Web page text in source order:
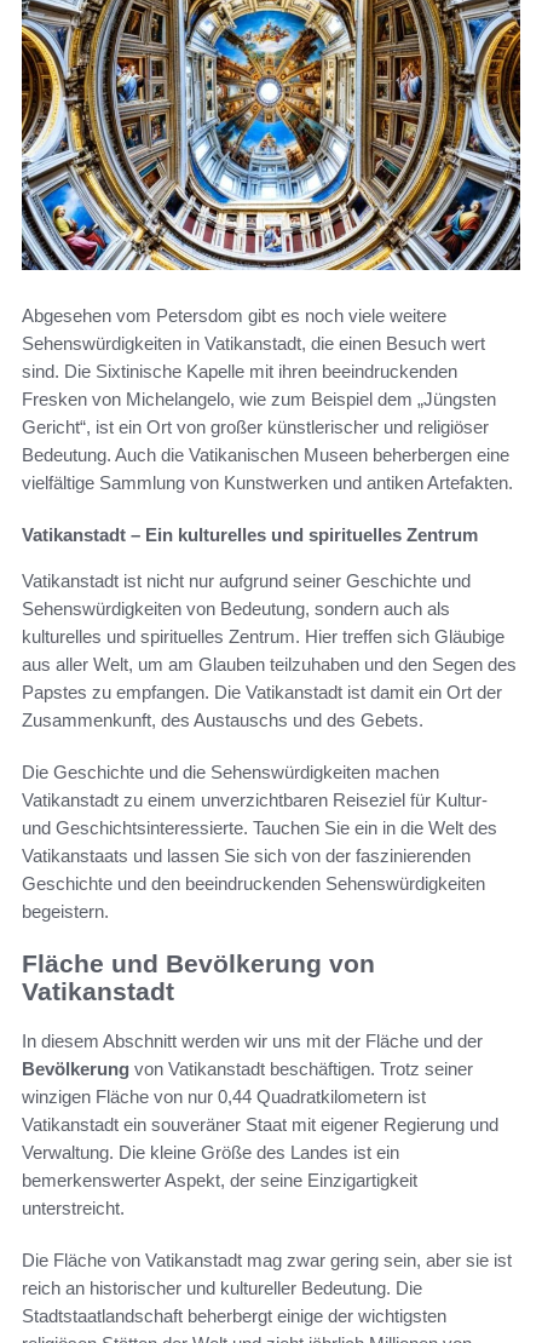
Abgesehen vom Petersdom gibt es noch viele weitere
Sehenswürdigkeiten in Vatikanstadt, die einen Besuch wert
sind. Die Sixtinische Kapelle mit ihren beeindruckenden
Fresken von Michelangelo, wie zum Beispiel dem „Jüngsten
Gericht“, ist ein Ort von großer künstlerischer und religiöser
Bedeutung. Auch die Vatikanischen Museen beherbergen eine
vielfältige Sammlung von Kunstwerken und antiken Artefakten.
Vatikanstadt – Ein kulturelles und spirituelles Zentrum
Vatikanstadt ist nicht nur aufgrund seiner Geschichte und
Sehenswürdigkeiten von Bedeutung, sondern auch als
kulturelles und spirituelles Zentrum. Hier treffen sich Gläubige
aus aller Welt, um am Glauben teilzuhaben und den Segen des
Papstes zu empfangen. Die Vatikanstadt ist damit ein Ort der
Zusammenkunft, des Austauschs und des Gebets.
Die Geschichte und die Sehenswürdigkeiten machen
Vatikanstadt zu einem unverzichtbaren Reiseziel für Kultur-
und Geschichtsinteressierte. Tauchen Sie ein in die Welt des
Vatikanstaats und lassen Sie sich von der faszinierenden
Geschichte und den beeindruckenden Sehenswürdigkeiten
begeistern.
Fläche und Bevölkerung von
Vatikanstadt
In diesem Abschnitt werden wir uns mit der Fläche und der
Bevölkerung von Vatikanstadt beschäftigen. Trotz seiner
winzigen Fläche von nur 0,44 Quadratkilometern ist
Vatikanstadt ein souveräner Staat mit eigener Regierung und
Verwaltung. Die kleine Größe des Landes ist ein
bemerkenswerter Aspekt, der seine Einzigartigkeit
unterstreicht.
Die Fläche von Vatikanstadt mag zwar gering sein, aber sie ist
reich an historischer und kultureller Bedeutung. Die
Stadtstaatlandschaft beherbergt einige der wichtigsten